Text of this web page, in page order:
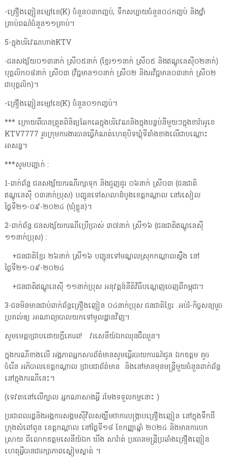
-គ្រឿងញៀនម្សៅខេ(K) ចំនួន០៣កញ្ចប់, ទឹកសប្បាយចំនួន០៤កញ្ចប់ និងថ្នាំ
គ្រាប់ពណ៌ចំនួន១១គ្រាប់។
5-ក្នុងបរិវេណហាងKTV
-ជនសង្ស័យ០១៣នាក់ ស្រី០៥នាក់ (ខ្មែរ១១នាក់ ស្រី០៥ និងឥណ្ឌូនេស៊ី០២នាក់)
បុគ្គលិក០៨នាក់ ស្រី០៣ (វិជ្ជមាន១០នាក់ ស្រី០២ និងអវិជ្ជមាន០៣នាក់ ស្រី០២
ជាបុគ្គលិក)។
-គ្រឿងញៀនម្សៅខេ(K) ចំនួន០១កញ្ចប់។
*** ក្រោយពីបានត្រួតពិនិត្យឆែកឆេក្នុងបរិវេណនិងក្នុងបន្ទប់នីមួយៗក្នុងខារ៉ាអូខេ
KTV7777 រួចក្រុមការងារបានធ្វើកំណត់ហេតុបិទឃ្លុំទីតាំងខាងលើជាបណ្តោះ
អាសន្ន។
***សូមបញ្ជាក់ :
1-ពាក់ព័ន្ធ ជនសង្ស័យករណីរក្សាទុក និងជួញដូរ ០៦នាក់ ស្រី០៣ (ជនជាតិ
ឥណ្ឌូនេស៊ី ០៣នាក់ប្រុស) បញ្ជូនទៅសាលាដំបូងខេត្តកណ្តាល នៅរសៀល
ថ្ងៃទី២១-០៩-២០២៤ (ឃុំខ្លួន)។
2-ពាក់ព័ន្ធ ជនសង្ស័យករណីប្រើប្រាស់ ៣៧នាក់ ស្រី១៦ (ជនជាតិឥណ្ឌូនេស៊ី
១១នាក់ប្រុស) :
+ជនជាតិខ្មែរ ២៦នាក់ ស្រី១៦ បញ្ជូនទៅមណ្ឌលស្រុកកណ្តាលស្ទឹង នៅ
ថ្ងៃទី២១-០៩-២០២៤
+ជនជាតិឥណ្ឌូនេស៊ី ១១នាក់ប្រុស អនុវត្តន៍នីតិវិធីបណ្តេញចេញពីកម្ពុជា។
3-ជនមិនមានជាប់ពាក់ព័ន្ធគ្រឿងញៀន ០៤នាក់ប្រុស ជនជាតិខ្មែរ អប់រំ-កិច្ចសន្យារួច
ប្រគល់ឲ្យ អាណាព្យាបាលយកទៅមូលដ្ឋានវិញ។
សូមមេត្តាជ្រាបដោយក្តីគោរព! វរសេនីយ៍ឯកឈុនជឺឈួន។
ក្នុងករណីខាងលើ អង្គភាពអ្នកសារព័ត៌មានសូមធ្វើរបាយការណ៍ជូន ឯកឧត្តម គួច
ចំរើន អភិបាលខេត្តកណ្តាល ជ្រាបជាព័ត៌មាន និងនៅមានមុនមន្ត្រីមួយចំនួនពាក់ព័ន្ធ
នៅក្នុងករណីនេះ។
(ទេវតានៅលើក្បាល អ្នកណាសាងអ្វី រមែងទទួលកម្មនោះ )
ប្រជាពលរដ្ឋនិងអង្គការសង្គមស៊ីវិលសង្ឃឹមថាការបង្ក្រាបគ្រឿងញៀន នៅក្នុងទឹកដី
ក្រុងសំពៅពូន ខេត្តកណ្តាល នៅថ្ងៃទី១៨ ខែកញ្ញាឆ្នាំ ២០២៤ និងមានការបក
ស្រាយ ពីលោកឧត្តមសេនីយ៍ឯក ឃីង សារ៉ាត់ ប្រធានមន្ត្រីប្រឆាំងគ្រឿងញៀន
ហេតុអ្វីបានជារក្សាភាពស្ងៀមស្ងាត់ ។